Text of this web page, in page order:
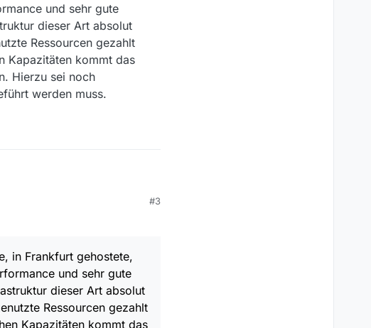
und sehr gute
dieser Art absolut
Ressourcen gezahlt
Kapazitäten kommt das
Hierzu sei noch
werden muss.
viarufuspollock/s3-bucket-
cloud-filmlisten.s3-
diesen, ähnlich demrun.sh
des 1. S3 Buckets
Ressourcen sehr leicht
dies zu tun ist.
grandios und verträgt auch eine
die statische Webseite in
Frankfurt gehostete,
und sehr gute Analyse-,
Art absolut ausreichen um
#3
in Frankfurt gehostete,
und sehr gute
dieser Art absolut
Ressourcen gezahlt
Kapazitäten kommt das